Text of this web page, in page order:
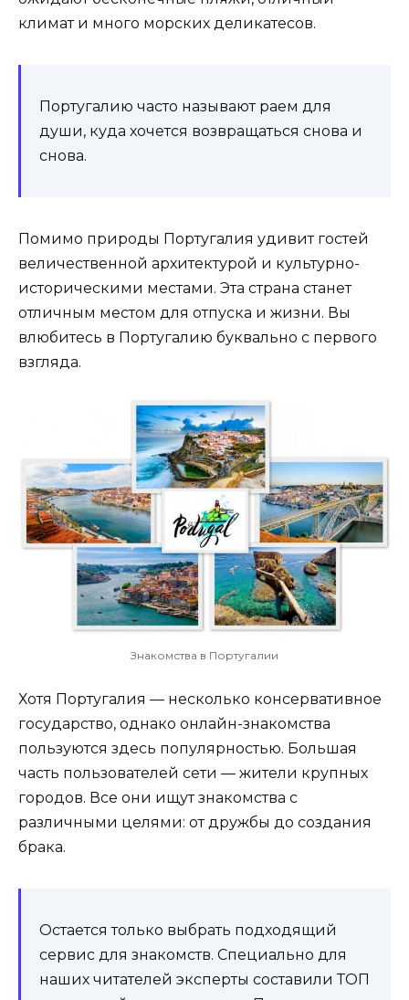
климат и много морских деликатесов.
Португалию часто называют раем для
души, куда хочется возвращаться снова и
снова.
Помимо природы Португалия удивит гостей
величественной архитектурой и культурно-
историческими местами. Эта страна станет
отличным местом для отпуска и жизни. Вы
влюбитесь в Португалию буквально с первого
взгляда.
Знакомства в Португалии
Хотя Португалия — несколько консервативное
государство, однако онлайн-знакомства
пользуются здесь популярностью. Большая
часть пользователей сети — жители крупных
городов. Все они ищут знакомства с
различными целями: от дружбы до создания
брака.
Остается только выбрать подходящий
сервис для знакомств. Специально для
наших читателей эксперты составили ТОП